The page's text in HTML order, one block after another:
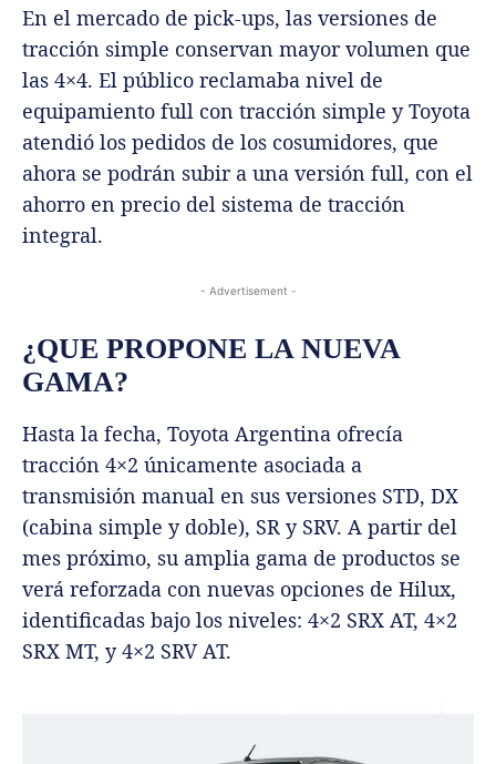
En el mercado de pick-ups, las versiones de
tracción simple conservan mayor volumen que
las 4×4. El público reclamaba nivel de
equipamiento full con tracción simple y Toyota
atendió los pedidos de los cosumidores, que
ahora se podrán subir a una versión full, con el
ahorro en precio del sistema de tracción
integral.
- Advertisement -
¿QUE PROPONE LA NUEVA
GAMA?
Hasta la fecha, Toyota Argentina ofrecía
tracción 4×2 únicamente asociada a
transmisión manual en sus versiones STD, DX
(cabina simple y doble), SR y SRV. A partir del
mes próximo, su amplia gama de productos se
verá reforzada con nuevas opciones de Hilux,
identificadas bajo los niveles: 4×2 SRX AT, 4×2
SRX MT, y 4×2 SRV AT.